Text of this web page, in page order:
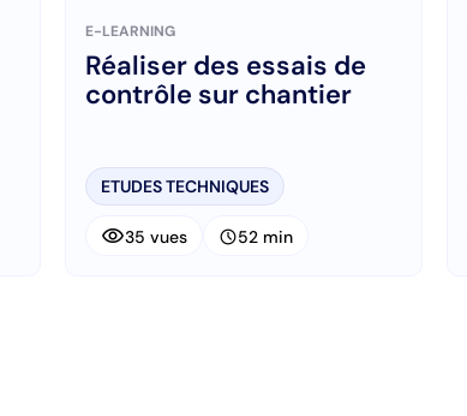
E-LEARNING
Réaliser des essais de
contrôle sur chantier
ETUDES TECHNIQUES
visibility35 vues schedule52 min